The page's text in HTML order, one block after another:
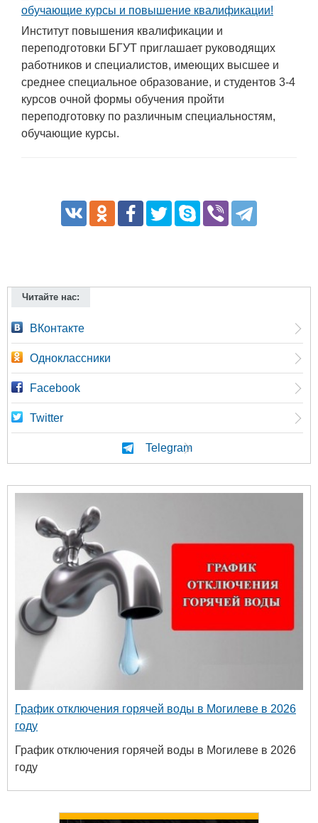
обучающие курсы и повышение квалификации!
Институт повышения квалификации и
переподготовки БГУТ приглашает руководящих
работников и специалистов, имеющих высшее и
среднее специальное образование, и студентов 3-4
курсов очной формы обучения пройти
переподготовку по различным специальностям,
обучающие курсы.
Читайте нас:
ВКонтакте
Одноклассники
Facebook
Twitter
Telegram
График отключения горячей воды в Могилеве в 2026
году
График отключения горячей воды в Могилеве в 2026
году